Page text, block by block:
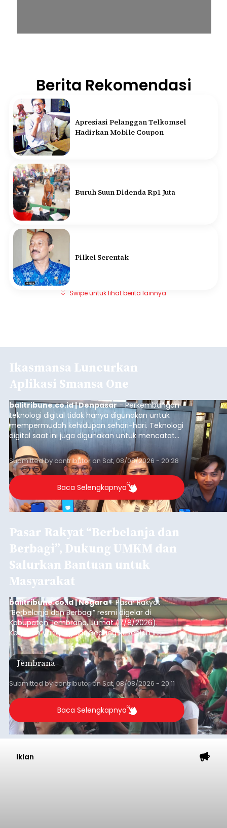
Berita Rekomendasi
Apresiasi Pelanggan Telkomsel
Hadirkan Mobile Coupon
Buruh Suun Didenda Rp1 Juta
Pilkel Serentak
Swipe untuk lihat berita lainnya
Ikasmansa Luncurkan
Aplikasi Smansa One
balitribune.co.id | Denpasar- Perkembangan
teknologi digital tidak hanya digunakan untuk
mempermudah kehidupan sehari-hari. Teknologi
digital saat ini juga digunakan untuk mencatat
dan mengelola data base alumni dari suatu
sekolah, salah satunya adalah alumni SMA 1
Denpasar.
Submitted bycontributoron Sat, 08/08/2026 - 20:28
Baca Selengkapnya
Pasar Rakyat “Berbelanja dan
Berbagi”, Dukung UMKM dan
Salurkan Bantuan untuk
Masyarakat
balitribune.co.id | Negara- Pasar Rakyat
“Berbelanja dan Berbagi” resmi digelar di
Kabupaten Jembrana, Jumat (7/8/2026).
Kegiatan yang digelar Gedung Kesenian Ir.
Soekarno ini memadukan pemberdayaan
ekonomi masyarakat dengan aksi sosial tersebut
mendapat antusiasme tinggi dan mencatat nilai
transaksi mencapai Rp672.733.200.
Jembrana
Submitted bycontributoronSat, 08/08/2026 - 20:11
Baca Selengkapnya
Iklan